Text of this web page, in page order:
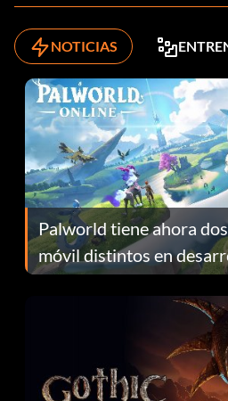
NOTICIAS
Palworld tiene ahora
móvil distintos en
continuación te